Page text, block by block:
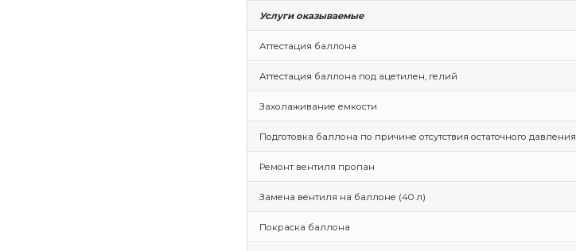
Услуги оказываемые
Аттестация баллона
Аттестация баллона под ацетилен, гелий
Захолаживание емкости
Подготовка баллона по причине отсутствия остаточного давления
Ремонт вентиля пропан
Замена вентиля на баллоне (40 л)
Покраска баллона